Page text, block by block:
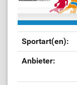
Sportart(en):
Anbieter: